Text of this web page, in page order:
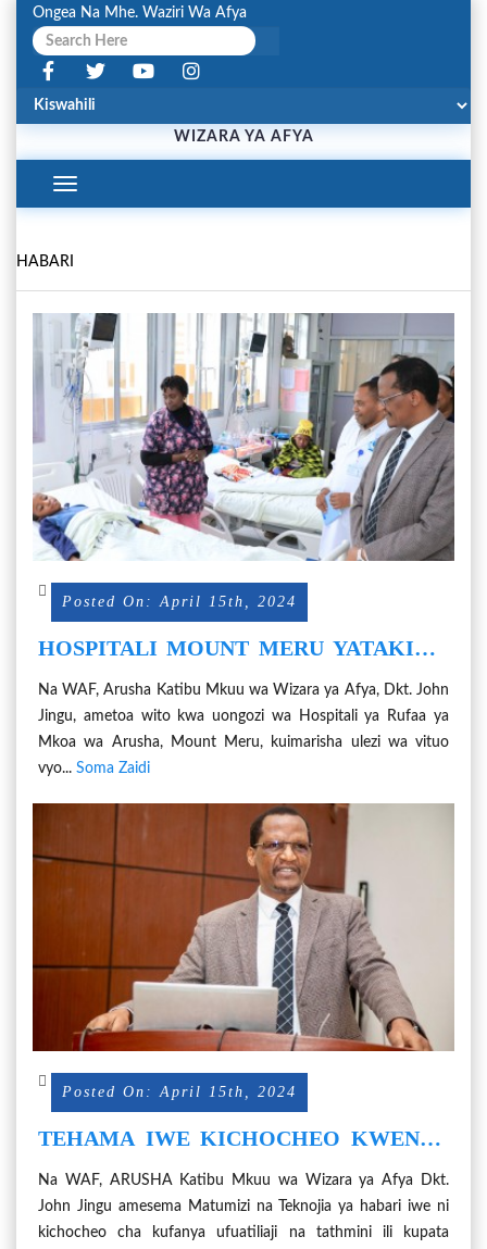
Ongea Na Mhe. Waziri Wa Afya
WIZARA YA AFYA
Toggle
Navigation
HABARI
Posted On: April 15th, 2024
HOSPITALI MOUNT MERU YATAKIWA
Na WAF, Arusha Katibu Mkuu wa Wizara ya Afya, Dkt. John
Jingu, ametoa wito kwa uongozi wa Hospitali ya Rufaa ya
Mkoa wa Arusha, Mount Meru, kuimarisha ulezi wa vituo
vyo... Soma Zaidi
Posted On: April 15th, 2024
TEHAMA IWE KICHOCHEO KWENYE
TAKWIMU - DKT. JINGU
Na WAF, ARUSHA Katibu Mkuu wa Wizara ya Afya Dkt.
John Jingu amesema Matumizi na Teknojia ya habari iwe ni
kichocheo cha kufanya ufuatiliaji na tathmini ili kupata